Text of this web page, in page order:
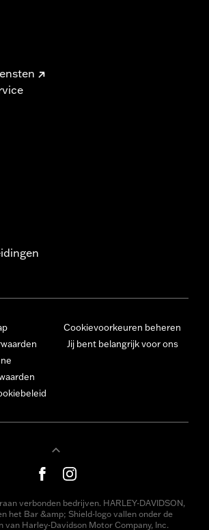
Cookievoorkeuren beheren
Jij bent belangrijk voor ons
verbonden bedrijven. HARLEY-DAVIDSON,
het Bar &amp; Shield-logo vallen onder de
van Harley-Davidson Motor Company, Inc.